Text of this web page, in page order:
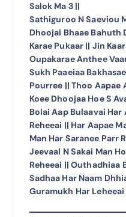
Salok Ma 3 ||
Sathiguroo N Saeviou
Dhoojai Bhaae Bahuth
Karae Pukaar || Jin
Oupakarae Anthee
Sukh Paaeiaa
Pourree || Thoo Aapae
Koee Dhoojaa Hoe S
Bolai Aap Bulaavai Har
Reheeai || Har Aapae
Man Har Saranee Parr
Jeevaal N Sakai Man
Reheeai || Outhadhiaa
Sadhaa Har Naam
Guramukh Har Leheeai